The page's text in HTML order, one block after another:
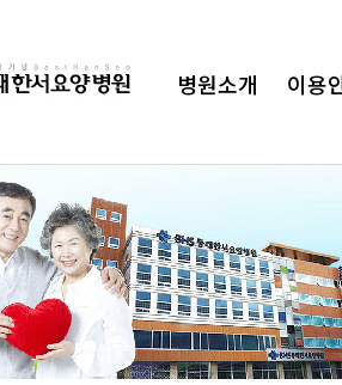
병원소개 이용
BHS 동래한서요양병원이 함께하겠